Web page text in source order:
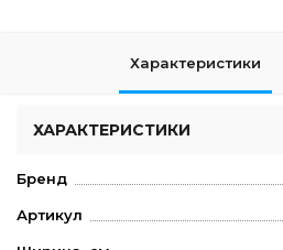
Характеристики
ХАРАКТЕРИСТИКИ
Бренд
Артикул